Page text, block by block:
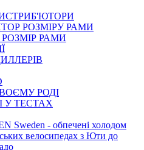
РОЗМIРУ РАМИ
РОЗМІР РАМИ
РОДI
У ТЕСТАХ
Sweden - обпечені холодом
велосипедах з Юти до